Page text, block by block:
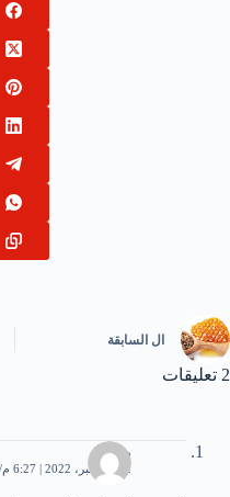
ال السابقة
2 تعليقات
رِتاج
12 ديسمبر، 2022 | 6:27 م